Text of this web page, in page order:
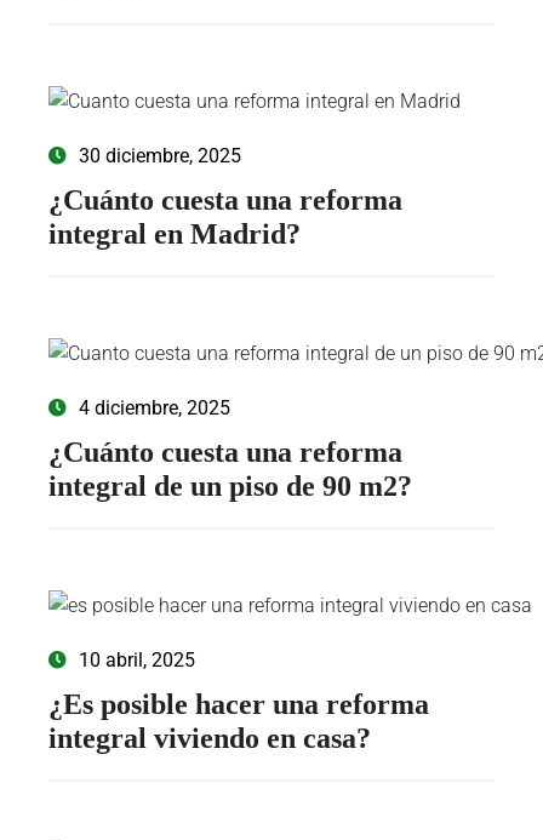
30 diciembre, 2025
¿Cuánto cuesta una reforma
integral en Madrid?
4 diciembre, 2025
¿Cuánto cuesta una reforma
integral de un piso de 90 m2?
10 abril, 2025
¿Es posible hacer una reforma
integral viviendo en casa?